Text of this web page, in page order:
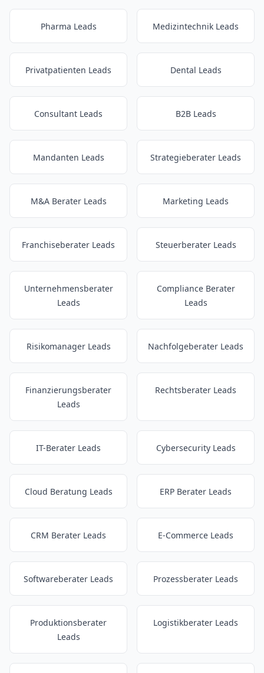
Pharma Leads Medizintechnik Leads
Privatpatienten Leads Dental Leads
Consultant Leads B2B Leads
Mandanten Leads Strategieberater Leads
M&A Berater Leads Marketing Leads
Franchiseberater Leads Steuerberater Leads
Unternehmensberater
Leads
Compliance Berater
Leads
Risikomanager Leads Nachfolgeberater Leads
Finanzierungsberater
Leads
Rechtsberater Leads
IT-Berater Leads Cybersecurity Leads
Cloud Beratung Leads ERP Berater Leads
CRM Berater Leads E-Commerce Leads
Softwareberater Leads Prozessberater Leads
Produktionsberater
Leads
Logistikberater Leads